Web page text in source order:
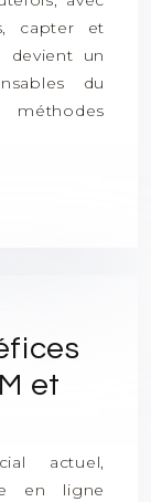
capter et
devient un
du
et
actuel,
en ligne